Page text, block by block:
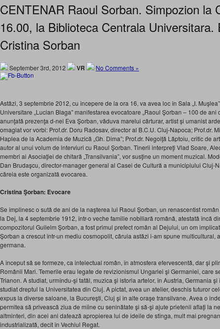
CENTENAR Raoul Sorban. Simpozion la
16.00, la Biblioteca Centrala Universitara.
Cristina Sorban
September 3rd, 2012 VR No Comments »
Astăzi, 3 septembrie 2012, cu începere de la ora 16, va avea loc în Sala „I.
Universitare „Lucian Blaga” manifestarea evocatoare „Raoul Şorban – 100 de ani
anunţată prezenţa d-nei Eva Şorban, văduva marelui cărturar, artist şi umanist
omagiat vor vorbi: Prof.dr. Doru Radosav, director al B.C.U. Cluj-Napoca; Prof.dr.
Haplea de la Academia de Muzică „Gh. Dima”; Prof.dr. Negoiţă Lăptoiu, critic de
autor al unui volum de interviuri cu Raoul Şorban. Tinerii interpreţi Vlad Soare,
membri ai Asociaţiei de chitară „Transilvania”, vor susţine un moment muzical.
Dan Brudaşcu, director-manager general al Casei de Cultură a municipiului Cluj-
căreia este organizată evocarea.
Cristina Şorban: Evocare
Se împlinesc o sută de ani de la naşterea lui Raoul Şorban, un renascentist
la Dej, la 4 septembrie 1912, într-o veche familie nobiliară română, atestată încă
compozitorul Guilelm Şorban, a fost primul prefect român al Dejului, un om
Şorban a crescut într-un mediu cosmopolit, căruia astăzi i-am spune multicultural,
germana.
A început să se formeze, ca intelectual român, în atmosfera efervescentă, dar şi
Românii Mari. Temerile erau legate de revizionismul Ungariei şi Germaniei, care
Trianon. A studiat, urmîndu-şi tatăl, muzica şi istoria artelor, în Austria, Germania
studiat dreptul la Universitatea din Cluj. A pictat, avea un atelier, deschis tuturor
expus la diverse saloane, la Bucureşti, Cluj şi în alte oraşe transilvane. Avea o
permitea să privească ziua de mîine cu seninătate şi să-şi ajute prietenii aflaţi la
altminteri, din acei ani datează apropierea lui de ideile de stînga, mult mai
industrializată, decît în Vechiul Regat.